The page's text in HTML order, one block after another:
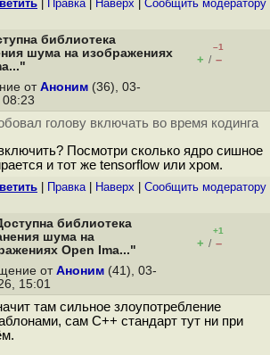
Правка| Наверх Cообщить модератору
библиотека
шума на изображениях
–1
+ / –
от Аноним (36), 03-
голову включать во время кодинга
Посмотри сколько ядро сишное
и тот же tensorflow или хром.
Правка| Наверх Cообщить модератору
библиотека
шума на
Open Ima..."
+1
+ / –
от Аноним (41), 03-
15:01
там сильное злоупотребление
сам С++ стандарт тут ни при